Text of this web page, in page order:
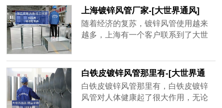
大一点的地方用角钢法兰风管，共板
风管为了不影响到后期使用效果，需
要增强共板风管密封性、抗压强度，
质量好的共板风管不容易坏，不会漏
很多电费。
上海镀锌风管厂家-[大世界通风]
随着经济的复苏，镀锌风管使用越来
越多，上海有一个客户联系到了大世
理，新一轮生产要等15天之后才能发
货，客户还等着用呢，于是找到大世
界通风，地处无锡，离工地不远，并
且确保3天出货，客户在验证以后很快
白铁皮镀锌风管那里有-[大世界通
风]
白铁皮镀锌风管那里有，白铁皮镀锌
风管对人体健康起了很大作用，无论